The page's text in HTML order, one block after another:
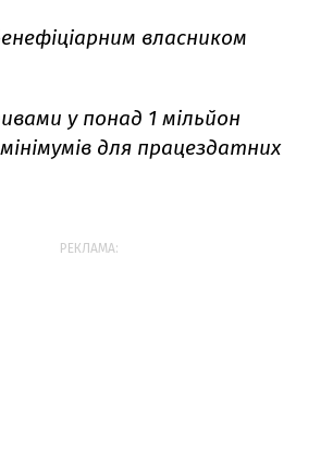
власником
у понад 1 мільйон
для працездатних
РЕКЛАМА: